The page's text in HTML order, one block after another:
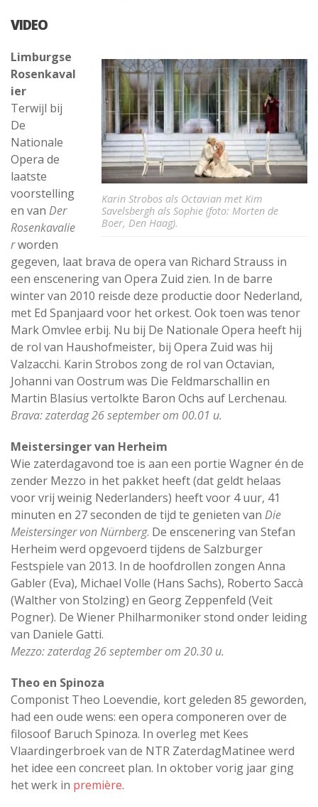
VIDEO
Karin Strobos als Octavian met Kim
Savelsbergh als Sophie (foto: Morten de
Boer, Den Haag).
Limburgse
Rosenkaval
ier
Terwijl bij
De
Nationale
Opera de
laatste
voorstelling
en van Der
Rosenkavalie
rworden
gegeven, laat brava de opera van Richard Strauss in
een enscenering van Opera Zuid zien. In de barre
winter van 2010 reisde deze productie door Nederland,
met Ed Spanjaard voor het orkest. Ook toen was tenor
Mark Omvlee erbij. Nu bij De Nationale Opera heeft hij
de rol van Haushofmeister, bij Opera Zuid was hij
Valzacchi. Karin Strobos zong de rol van Octavian,
Johanni van Oostrum was Die Feldmarschallin en
Martin Blasius vertolkte Baron Ochs auf Lerchenau.
Brava: zaterdag 26 september om 00.01 u.
Meistersinger van Herheim
Wie zaterdagavond toe is aan een portie Wagner én de
zender Mezzo in het pakket heeft (dat geldt helaas
voor vrij weinig Nederlanders) heeft voor 4 uur, 41
minuten en 27 seconden de tijd te genieten van Die
Meistersinger von Nürnberg. De enscenering van Stefan
Herheim werd opgevoerd tijdens de Salzburger
Festspiele van 2013. In de hoofdrollen zongen Anna
Gabler (Eva), Michael Volle (Hans Sachs), Roberto Saccà
(Walther von Stolzing) en Georg Zeppenfeld (Veit
Pogner). De Wiener Philharmoniker stond onder leiding
van Daniele Gatti.
Mezzo: zaterdag 26 september om 20.30 u.
Theo en Spinoza
Componist Theo Loevendie, kort geleden 85 geworden,
had een oude wens: een opera componeren over de
filosoof Baruch Spinoza. In overleg met Kees
Vlaardingerbroek van de NTR ZaterdagMatinee werd
het idee een concreet plan. In oktober vorig jaar ging
het werk in première.